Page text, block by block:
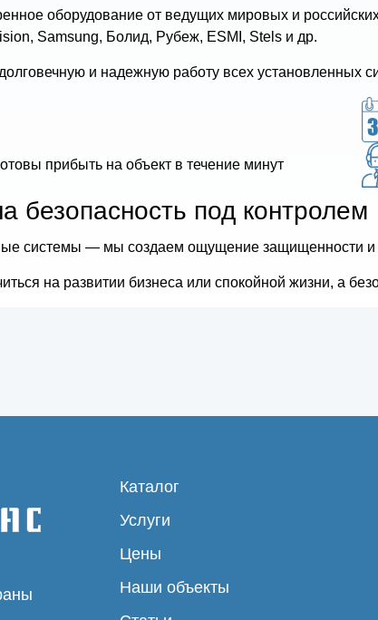
оборудование от ведущих мировых и
Samsung, Болид, Рубеж, ESMI, Stels и др.
и надежную работу всех установленных
прибыть на объект в течение минут
под контролем
системы — мы создаем ощущение защищенности и
на развитии бизнеса или спокойной жизни, а
Каталог
Услуги
Цены
Наши объекты